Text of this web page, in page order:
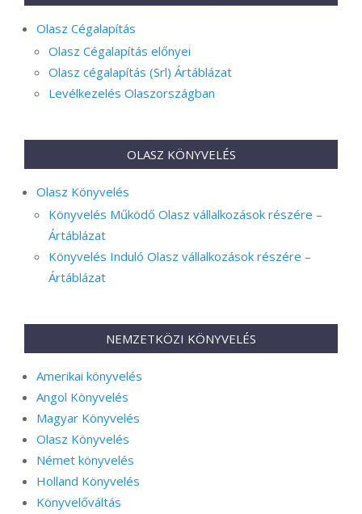
Olasz Cégalapítás
Olasz Cégalapítás előnyei
Olasz cégalapítás (Srl) Ártáblázat
Levélkezelés Olaszországban
OLASZ KÖNYVELÉS
Olasz Könyvelés
Könyvelés Működő Olasz vállalkozások részére –
Ártáblázat
Könyvelés Induló Olasz vállalkozások részére –
Ártáblázat
NEMZETKÖZI KÖNYVELÉS
Amerikai könyvelés
Angol Könyvelés
Magyar Könyvelés
Olasz Könyvelés
Német könyvelés
Holland Könyvelés
Könyvelőváltás